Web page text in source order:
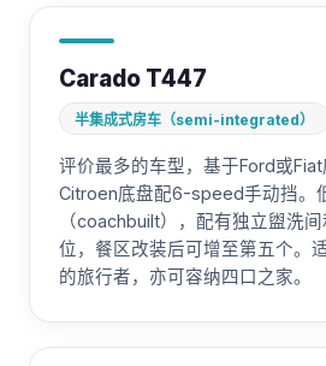
Carado T447
半集成式房车（semi-integrated）
评价最多的车型，基于Ford或
Citroen底盘配6-speed手动挡。
（coachbuilt），配有独立盥洗
位，餐区改装后可增至第五个。
的旅行者，亦可容纳四口之家。